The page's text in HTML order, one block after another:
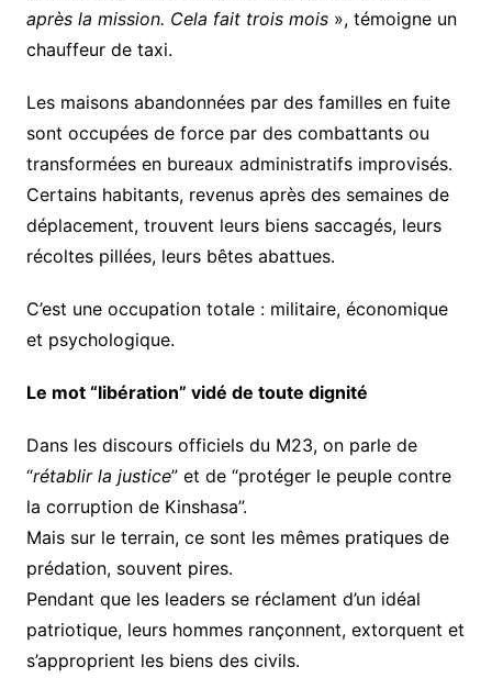
après la mission. Cela fait trois mois», témoigne un
chauffeur de taxi.
Les maisons abandonnées par des familles en fuite
sont occupées de force par des combattants ou
transformées en bureaux administratifs improvisés.
Certains habitants, revenus après des semaines de
déplacement, trouvent leurs biens saccagés, leurs
récoltes pillées, leurs bêtes abattues.
C’est une occupation totale : militaire, économique
et psychologique.
Le mot “libération” vidé de toute dignité
Dans les discours officiels du M23, on parle de
“rétablir la justice” et de “protéger le peuple contre
la corruption de Kinshasa”.
Mais sur le terrain, ce sont les mêmes pratiques de
prédation, souvent pires.
Pendant que les leaders se réclament d’un idéal
patriotique, leurs hommes rançonnent, extorquent et
s’approprient les biens des civils.